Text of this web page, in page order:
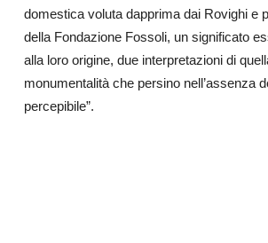
domestica voluta dapprima dai Rovighi e
della Fondazione Fossoli, un significato
alla loro origine, due interpretazioni di
monumentalità che persino nell’assenza
percepibile”.